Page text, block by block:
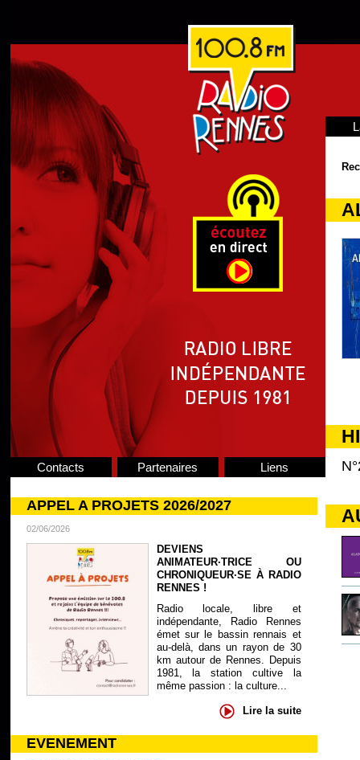
Contacts Partenaires Liens
APPEL A PROJETS 2026/2027
02/06/2026
DEVIENS
ANIMATEUR·TRICE OU
CHRONIQUEUR·SE À RADIO
RENNES !
Radio locale, libre et
indépendante, Radio Rennes
émet sur le bassin rennais et
au-delà, dans un rayon de 30
km autour de Rennes. Depuis
1981, la station cultive la
même passion : la culture...
Lire la suite
EVENEMENT